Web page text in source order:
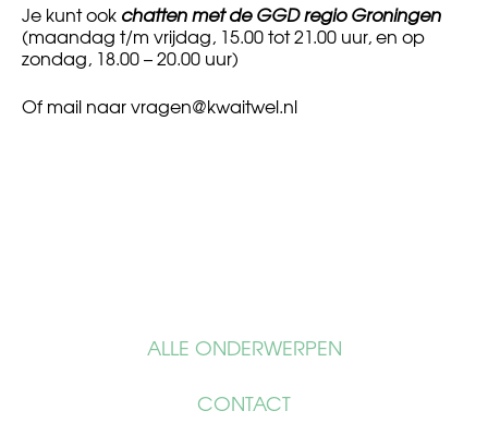
ALLE ONDERWERPEN
CONTACT
Je kunt ook chatten met de GGD regio Groningen
(maandag t/m vrijdag, 15.00 tot 21.00 uur, en op
zondag, 18.00 – 20.00 uur)
Of mail naarvragen@kwaitwel.nl